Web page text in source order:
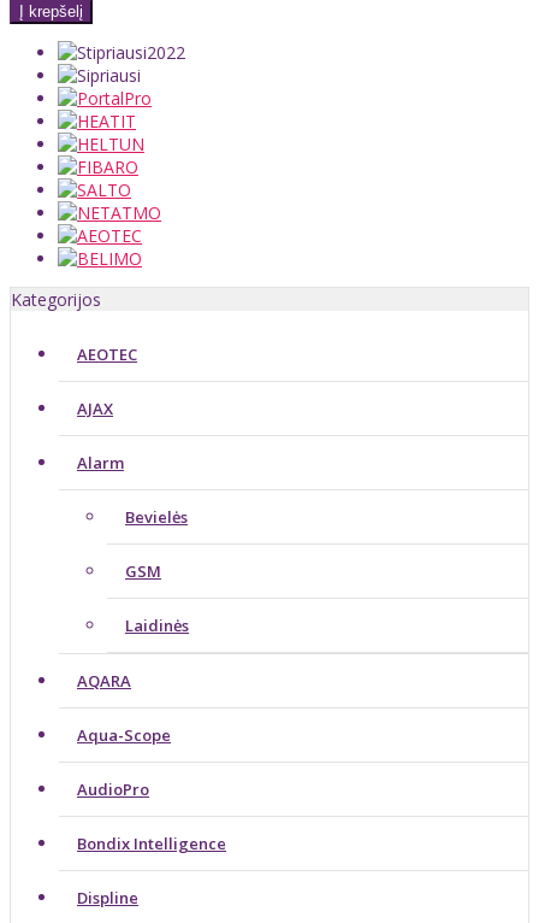
Kategorijos
AEOTEC
AJAX
Alarm
Bevielės
GSM
Laidinės
AQARA
Aqua-Scope
AudioPro
Bondix Intelligence
Displine